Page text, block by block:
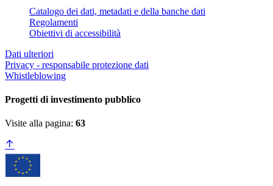
Catalogo dei dati, metadati e della banche dati
Regolamenti
Obiettivi di accessibilità
Dati ulteriori
Privacy - responsabile protezione dati
Whistleblowing
Progetti di investimento pubblico
Visite alla pagina: 63